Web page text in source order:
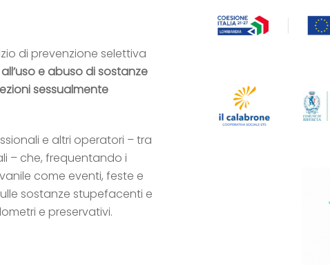
di prevenzione selettiva
e abuso di sostanze
sessualmente
e altri operatori – tra
– che, frequentando i
come eventi, feste e
sostanze stupefacenti e
e preservativi.